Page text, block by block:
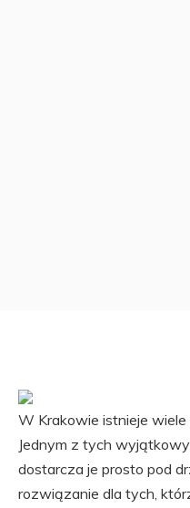
W Krakowie istnieje wiele
Jednym z tych
dostarcza je prosto pod
rozwiązanie dla tych,